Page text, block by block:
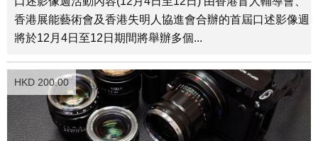
香港展能藝術會及香港失明人協進會合辦的首屆口述影像週
將於12月4日至12日期間將舉辦多個...
HKD 200.00